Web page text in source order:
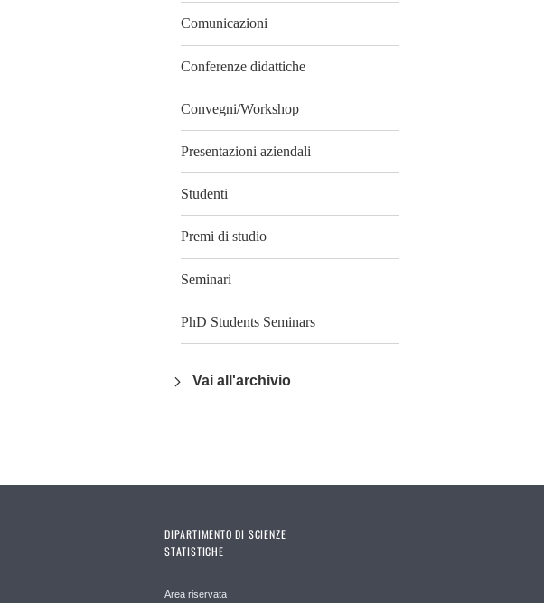
Comunicazioni
Conferenze didattiche
Convegni/Workshop
Presentazioni aziendali
Studenti
Premi di studio
Seminari
PhD Students Seminars
Vai all'archivio
DIPARTIMENTO DI SCIENZE
STATISTICHE
Area riservata